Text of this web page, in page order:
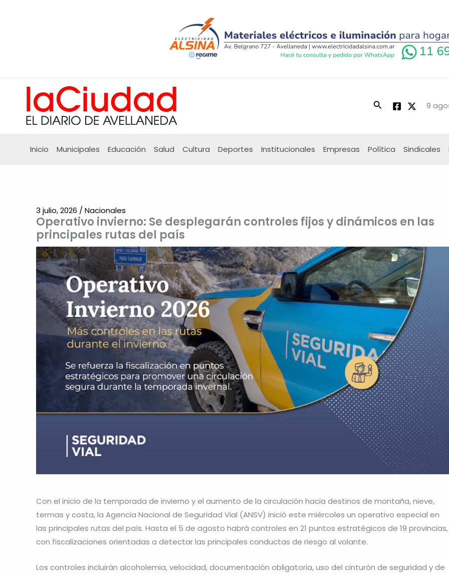
Buscar 9
Inicio Municipales Educación Salud Cultura Deportes Institucionales Empresas Política Sindicales
Operativo invierno: Se desplegarán controles fijos y dinámicos en las
principales rutas del país
3 julio, 2026 / Nacionales
Con el inicio de la temporada de invierno y el aumento de la circulación hacia destinos de montaña, nieve,
termas y costa, la Agencia Nacional de Seguridad Vial (ANSV) inició este miércoles un operativo especial en
las principales rutas del país. Hasta el 5 de agosto habrá controles en 21 puntos estratégicos de 19 provincias,
con fiscalizaciones orientadas a detectar las principales conductas de riesgo al volante.
Los controles incluirán alcoholemia, velocidad, documentación obligatoria, uso del cinturón de seguridad y de